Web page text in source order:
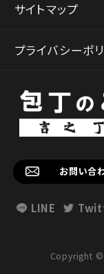
サイトマップ
プライバシーポ
お問い合
LINE
Copyright ©